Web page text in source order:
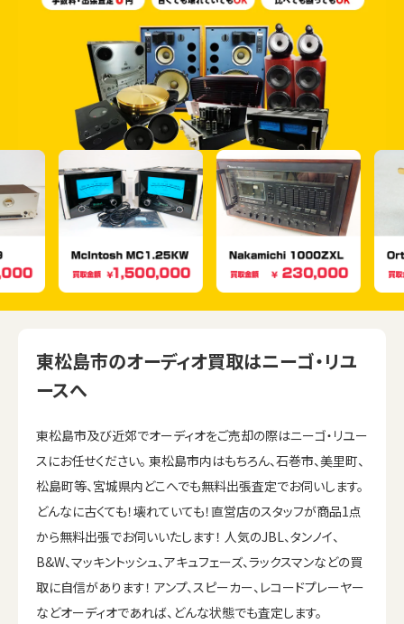
東松島市のオーディオ買取はニーゴ・リユ
ースへ
東松島市及び近郊でオーディオをご売却の際はニーゴ・リユー
スにお任せください。 東松島市内はもちろん、石巻市、美里町、
松島町等、宮城県内どこへでも無料出張査定でお伺いします。
どんなに古くても！壊れていても！直営店のスタッフが商品1点
から無料出張でお伺いいたします！ 人気のJBL、タンノイ、
B&W、マッキントッシュ、アキュフェーズ、ラックスマンなどの買
取に自信があります！ アンプ、スピーカー、レコードプレーヤー
などオーディオであれば、どんな状態でも査定します。